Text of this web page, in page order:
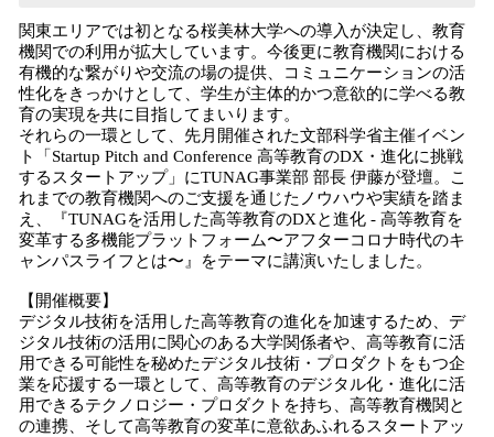
関東エリアでは初となる桜美林大学への導入が決定し、教育
機関での利用が拡大しています。今後更に教育機関における
有機的な繋がりや交流の場の提供、コミュニケーションの活
性化をきっかけとして、学生が主体的かつ意欲的に学べる教
育の実現を共に目指してまいります。
それらの一環として、先月開催された文部科学省主催イベン
ト「Startup Pitch and Conference 高等教育のDX・進化に挑戦
するスタートアップ」にTUNAG事業部 部長 伊藤が登壇。こ
れまでの教育機関へのご支援を通じたノウハウや実績を踏ま
え、『TUNAGを活用した高等教育のDXと進化 - 高等教育を
変革する多機能プラットフォーム〜アフターコロナ時代のキ
ャンパスライフとは〜』をテーマに講演いたしました。
【開催概要】
デジタル技術を活用した高等教育の進化を加速するため、デ
ジタル技術の活用に関心のある大学関係者や、高等教育に活
用できる可能性を秘めたデジタル技術・プロダクトをもつ企
業を応援する一環として、高等教育のデジタル化・進化に活
用できるテクノロジー・プロダクトを持ち、高等教育機関と
の連携、そして高等教育の変革に意欲あふれるスタートアッ